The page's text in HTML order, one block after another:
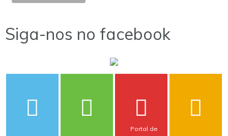
Siga-nos no facebook
Portal de